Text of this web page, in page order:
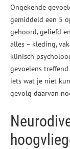
Ongekende
gemiddeld een 5
gehoord, geliefd
alles – kleding,
klinisch
gevoelens treffend
iets wat je niet
gevolg daarvan